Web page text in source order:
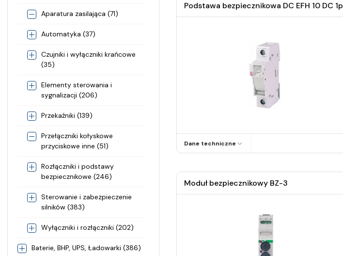
Aparatura zasilająca (71)
Automatyka (37)
Czujniki i wyłączniki krańcowe
(35)
Elementy sterowania i
sygnalizacji (206)
Przekaźniki (139)
Przełączniki kołyskowe
przyciskowe inne (51)
Rozłączniki i podstawy
bezpiecznikowe (246)
Sterowanie i zabezpieczenie
silników (383)
Wyłączniki i rozłączniki (202)
Baterie, BHP, UPS, Ładowarki (386)
Podstawa bezpiecznikowa DC EFH 10 DC 1p
Dane techniczne
Moduł bezpiecznikowy BZ-3